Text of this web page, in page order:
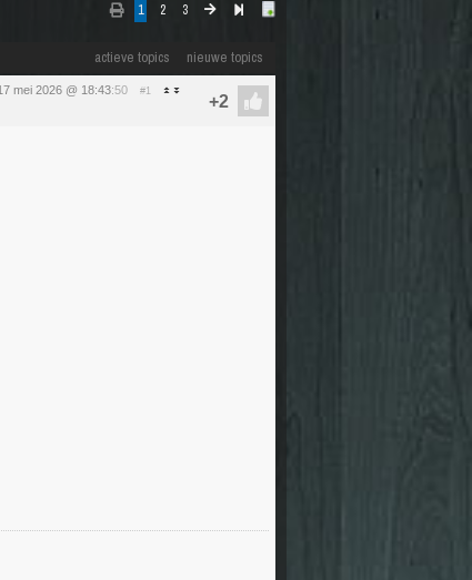
1 2 3
actieve topics nieuwe topics
mei 2026 @ 18:43:50 #1